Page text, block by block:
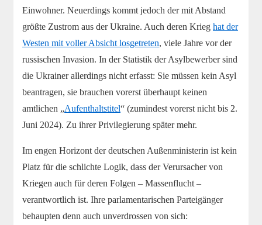
Einwohner. Neuerdings kommt jedoch der mit Abstand
größte Zustrom aus der Ukraine. Auch deren Krieg hat der
Westen mit voller Absicht losgetreten, viele Jahre vor der
russischen Invasion. In der Statistik der Asylbewerber sind
die Ukrainer allerdings nicht erfasst: Sie müssen kein Asyl
beantragen, sie brauchen vorerst überhaupt keinen
amtlichen „Aufenthaltstitel“ (zumindest vorerst nicht bis 2.
Juni 2024). Zu ihrer Privilegierung später mehr.
Im engen Horizont der deutschen Außenministerin ist kein
Platz für die schlichte Logik, dass der Verursacher von
Kriegen auch für deren Folgen – Massenflucht –
verantwortlich ist. Ihre parlamentarischen Parteigänger
behaupten denn auch unverdrossen von sich: